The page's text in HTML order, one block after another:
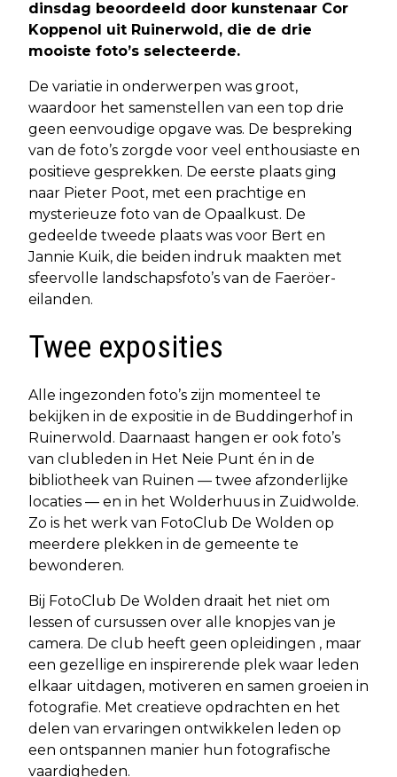
dinsdag beoordeeld door kunstenaar Cor
Koppenol uit Ruinerwold, die de drie
mooiste foto’s selecteerde.
De variatie in onderwerpen was groot,
waardoor het samenstellen van een top drie
geen eenvoudige opgave was. De bespreking
van de foto’s zorgde voor veel enthousiaste en
positieve gesprekken. De eerste plaats ging
naar Pieter Poot, met een prachtige en
mysterieuze foto van de Opaalkust. De
gedeelde tweede plaats was voor Bert en
Jannie Kuik, die beiden indruk maakten met
sfeervolle landschapsfoto’s van de Faeröer-
eilanden.
Twee exposities
Alle ingezonden foto’s zijn momenteel te
bekijken in de expositie in de Buddingerhof in
Ruinerwold. Daarnaast hangen er ook foto’s
van clubleden in Het Neie Punt én in de
bibliotheek van Ruinen — twee afzonderlijke
locaties — en in het Wolderhuus in Zuidwolde.
Zo is het werk van FotoClub De Wolden op
meerdere plekken in de gemeente te
bewonderen.
Bij FotoClub De Wolden draait het niet om
lessen of cursussen over alle knopjes van je
camera. De club heeft geen opleidingen , maar
een gezellige en inspirerende plek waar leden
elkaar uitdagen, motiveren en samen groeien in
fotografie. Met creatieve opdrachten en het
delen van ervaringen ontwikkelen leden op
een ontspannen manier hun fotografische
vaardigheden.